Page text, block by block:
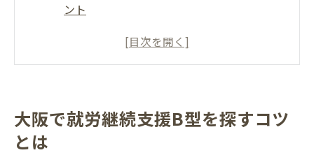
ント
相談窓口で就労継続支援B型の情報収集を始
就労継続支援B型利用者が重視すべきメリッ
大阪で就労継続支援B型を探すコツ
とは